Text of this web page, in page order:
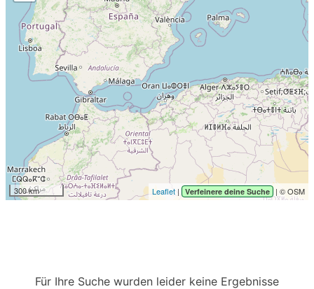
300 km Leaflet | Verfeinere deine Suche | © OSM
Für Ihre Suche wurden leider keine Ergebnisse